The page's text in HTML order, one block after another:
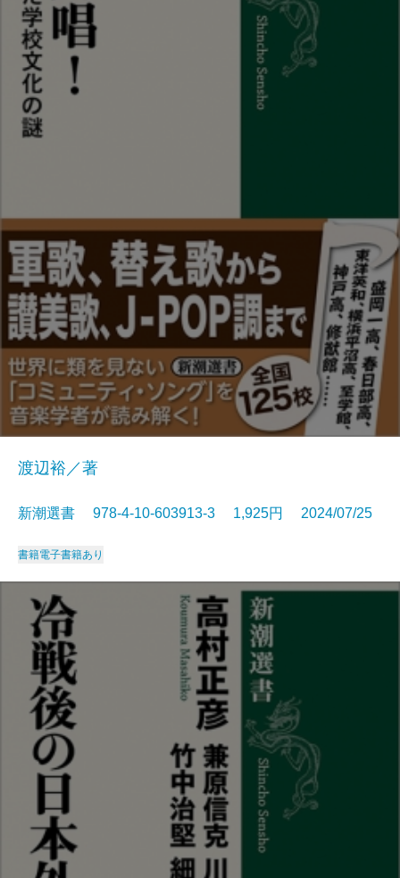
渡辺裕／著
新潮選書 978-4-10-603913-3 1,925円 2024/07/25
書籍電子書籍あり